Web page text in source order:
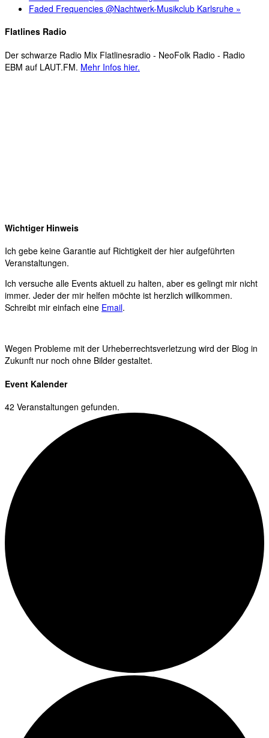
Faded Frequencies @Nachtwerk-Musikclub Karlsruhe »
Flatlines Radio
Der schwarze Radio Mix Flatlinesradio - NeoFolk Radio - Radio
EBM auf LAUT.FM. Mehr Infos hier.
Wichtiger Hinweis
Ich gebe keine Garantie auf Richtigkeit der hier aufgeführten
Veranstaltungen.
Ich versuche alle Events aktuell zu halten, aber es gelingt mir nicht
immer. Jeder der mir helfen möchte ist herzlich willkommen.
Schreibt mir einfach eine Email.
Wegen Probleme mit der Urheberrechtsverletzung wird der Blog in
Zukunft nur noch ohne Bilder gestaltet.
Event Kalender
42 Veranstaltungen gefunden.